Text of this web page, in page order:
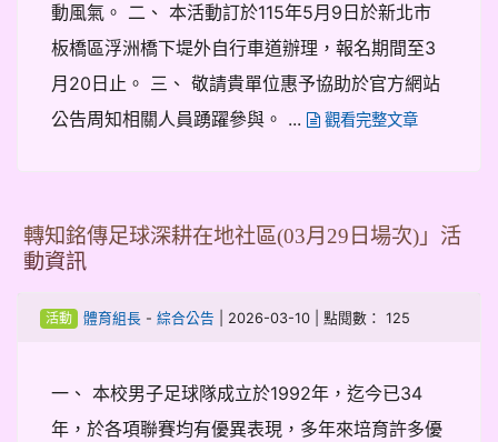
動風氣。 二、 本活動訂於115年5月9日於新北市
板橋區浮洲橋下堤外自行車道辦理，報名期間至3
月20日止。 三、 敬請貴單位惠予協助於官方網站
公告周知相關人員踴躍參與。 ...
觀看完整文章
轉知銘傳足球深耕在地社區(03月29日場次)」活
動資訊
活動 體育組長- 綜合公告 | 2026-03-10 | 點閱數： 125
一、 本校男子足球隊成立於1992年，迄今已34
年，於各項聯賽均有優異表現，多年來培育許多優